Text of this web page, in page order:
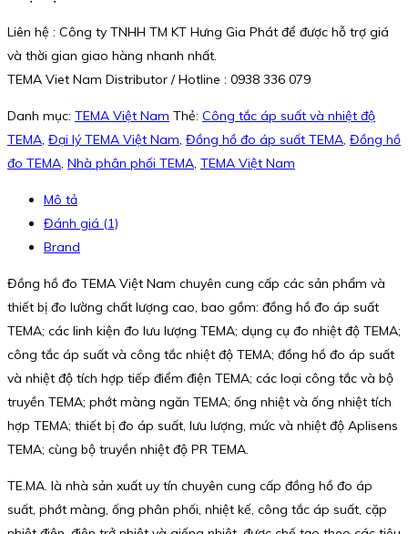
Liên hệ : Công ty TNHH TM KT Hưng Gia Phát để được hỗ trợ giá
và thời gian giao hàng nhanh nhất.
TEMA Viet Nam Distributor / Hotline : 0938 336 079
Danh mục: TEMA Việt Nam Thẻ: Công tắc áp suất và nhiệt độ
TEMA, Đại lý TEMA Việt Nam, Đồng hồ đo áp suất TEMA, Đồng hồ
đo TEMA, Nhà phân phối TEMA, TEMA Việt Nam
Mô tả
Đánh giá (1)
Brand
Đồng hồ đo TEMA Việt Nam chuyên cung cấp các sản phẩm và
thiết bị đo lường chất lượng cao, bao gồm: đồng hồ đo áp suất
TEMA; các linh kiện đo lưu lượng TEMA; dụng cụ đo nhiệt độ TEMA;
công tắc áp suất và công tắc nhiệt độ TEMA; đồng hồ đo áp suất
và nhiệt độ tích hợp tiếp điểm điện TEMA; các loại công tắc và bộ
truyền TEMA; phớt màng ngăn TEMA; ống nhiệt và ống nhiệt tích
hợp TEMA; thiết bị đo áp suất, lưu lượng, mức và nhiệt độ Aplisens
TEMA; cùng bộ truyền nhiệt độ PR TEMA.
TE.MA. là nhà sản xuất uy tín chuyên cung cấp đồng hồ đo áp
suất, phớt màng, ống phân phối, nhiệt kế, công tắc áp suất, cặp